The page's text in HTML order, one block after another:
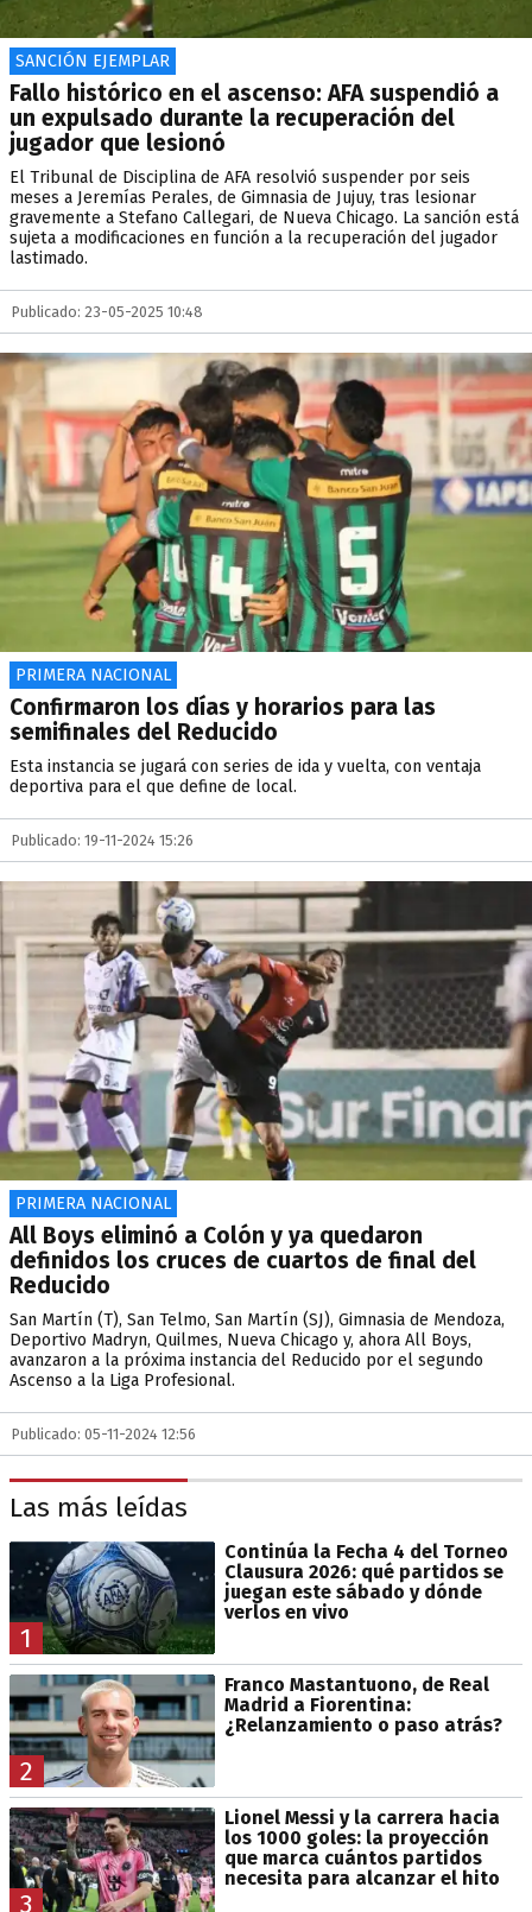
SANCIÓN EJEMPLAR
Fallo histórico en el ascenso: AFA suspendió a
un expulsado durante la recuperación del
jugador que lesionó
El Tribunal de Disciplina de AFA resolvió suspender por seis
meses a Jeremías Perales, de Gimnasia de Jujuy, tras lesionar
gravemente a Stefano Callegari, de Nueva Chicago. La sanción está
sujeta a modificaciones en función a la recuperación del jugador
lastimado.
Publicado: 23-05-2025 10:48
PRIMERA NACIONAL
Confirmaron los días y horarios para las
semifinales del Reducido
Esta instancia se jugará con series de ida y vuelta, con ventaja
deportiva para el que define de local.
Publicado: 19-11-2024 15:26
PRIMERA NACIONAL
All Boys eliminó a Colón y ya quedaron
definidos los cruces de cuartos de final del
Reducido
San Martín (T), San Telmo, San Martín (SJ), Gimnasia de Mendoza,
Deportivo Madryn, Quilmes, Nueva Chicago y, ahora All Boys,
avanzaron a la próxima instancia del Reducido por el segundo
Ascenso a la Liga Profesional.
Publicado: 05-11-2024 12:56
Las más leídas
1
Continúa la Fecha 4 del Torneo
Clausura 2026: qué partidos se
juegan este sábado y dónde
verlos en vivo
2
Franco Mastantuono, de Real
Madrid a Fiorentina:
¿Relanzamiento o paso atrás?
3
Lionel Messi y la carrera hacia
los 1000 goles: la proyección
que marca cuántos partidos
necesita para alcanzar el hito